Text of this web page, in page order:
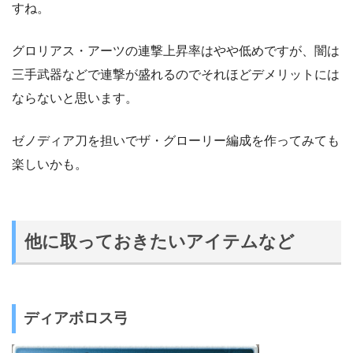
すね。
グロリアス・アーツの連撃上昇率はやや低めですが、闇は
三手武器などで連撃が盛れるのでそれほどデメリットには
ならないと思います。
ゼノディア刀を担いでザ・グローリー編成を作ってみても
楽しいかも。
他に取っておきたいアイテムなど
ディアボロス弓